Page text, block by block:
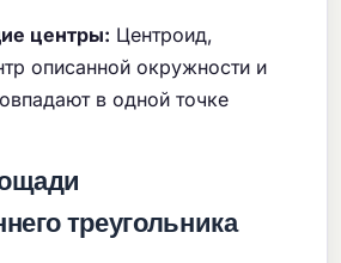
центры: Центроид,
описанной окружности и
в одной точке
треугольника